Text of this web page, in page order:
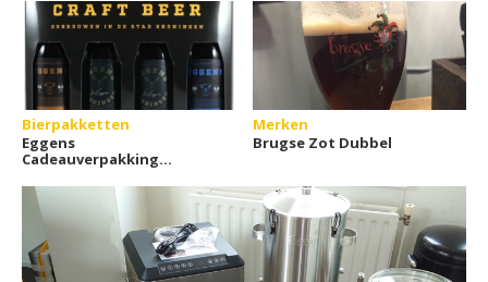
Bierpakketten
Eggens
Cadeauverpakking
Merken
Brugse Zot Dubbel